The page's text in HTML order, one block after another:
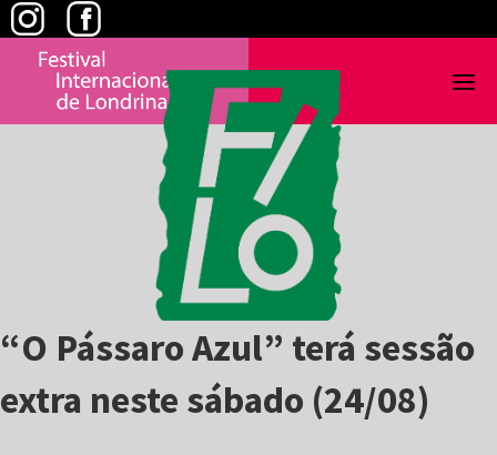
Skip
to
content
“O Pássaro Azul” terá sessão
extra neste sábado (24/08)